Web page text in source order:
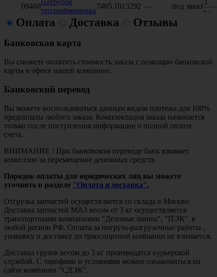
09460
теплообменника
7405.1013292 — под заказ
+ -
Оплата Доставка Отзывы
Банковская карта
Вы сможете оплатить стоимость заказа с помощью банковской
карты в офисе нашей компании.
Банковский перевод
Вы можете воспользоваться данным видом платежа для 100%
предоплаты любого заказа. Комплектация заказа начинается
только после поступления информации о полной оплате
счета.
ВНИМАНИЕ ! При банковском переводе банк взымает
комиссию за перемещение денежных средств.
Порядок оплаты для юридических лиц вы можете
уточнить в разделе "Оплата и доставка".
Отгрузка запчастей осуществляется со склада в Москве.
Доставка запчастей МАЗ весом от 3 кг осуществляется
транспортными компаниями "Деловые линии", "ПЭК" в
любой регион РФ. Оплата за погрузо-разгрузочные работы ,
упаковку и доставку до транспортной компании не взимается.
Доставка грузов весом до 3 кг производятся курьерской
службой. С тарифами и условиями можно ознакомиться на
сайте компании "СДЭК".